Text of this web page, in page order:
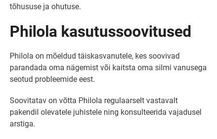
tõhususe ja ohutuse.
Philola kasutussoovitused
Philola on mõeldud täiskasvanutele, kes soovivad
parandada oma nägemist või kaitsta oma silmi vanusega
seotud probleemide eest.
Soovitatav on võtta Philola regulaarselt vastavalt
pakendil olevatele juhistele ning konsulteerida vajadusel
arstiga.